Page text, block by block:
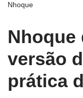
Nhoque
Nhoque
versão
prática